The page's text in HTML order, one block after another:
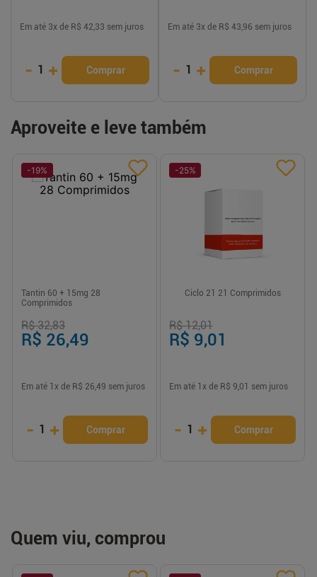
Em até 3x de R$ 42,33 sem juros
- 1 + Comprar
Em até 3x de R$ 43,96 sem juros
- 1 + Comprar
Aproveite e leve também
-19%
Tantin 60 + 15mg 28
Comprimidos
R$ 32,83
R$ 26,49
Em até 1 x de R$ 26,49 sem juros
- 1 + Comprar
-25%
Ciclo 21 21 Comprimidos
R$ 12,01
R$ 9,01
Em até 1 x de R$ 9,01 sem juros
- 1 + Comprar
Quem viu, comprou